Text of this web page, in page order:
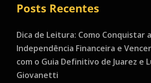
Posts Recentes
Dica de Leitura: Como Conquistar a
Independência Financeira e
com o Guia Definitivo de Juarez e
Giovanetti